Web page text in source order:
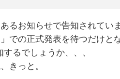
るお知らせで告知されていま
での正式発表を待つだけと
るでしょうか、、、
きっと。